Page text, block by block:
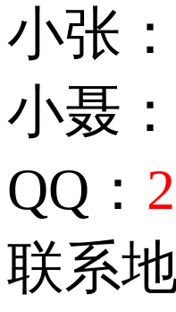
小张：
小聂：
QQ：
联系